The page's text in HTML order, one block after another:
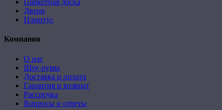
Паркетная доска
Двери
Плинтус
Компания
О нас
Шоу-румы
Доставка и оплата
Гарантия и возврат
Рассрочка
Вопросы и ответы